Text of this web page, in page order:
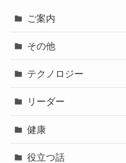
ご案内
その他
テクノロジー
リーダー
健康
役立つ話